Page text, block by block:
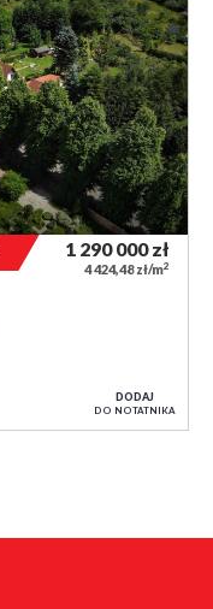
1 290 000zł
4 424,48 zł/m2
DODAJ
DO NOTATNIKA